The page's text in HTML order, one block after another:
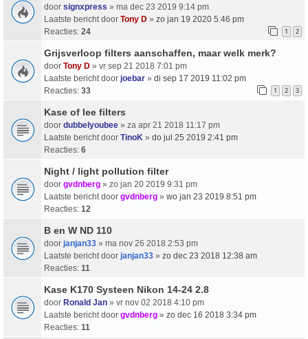
door signxpress » ma dec 23 2019 9:14 pm
Laatste bericht door Tony D » zo jan 19 2020 5:46 pm
Reacties: 24 1 2
Grijsverloop filters aanschaffen, maar welk merk?
door Tony D » vr sep 21 2018 7:01 pm
Laatste bericht door joebar » di sep 17 2019 11:02 pm
Reacties: 33 1 2 3
Kase of lee filters
door dubbelyoubee » za apr 21 2018 11:17 pm
Laatste bericht door TinoK » do jul 25 2019 2:41 pm
Reacties: 6
Night / light pollution filter
door gvdnberg » zo jan 20 2019 9:31 pm
Laatste bericht door gvdnberg » wo jan 23 2019 8:51 pm
Reacties: 12
B en W ND 110
door janjan33 » ma nov 26 2018 2:53 pm
Laatste bericht door janjan33 » zo dec 23 2018 12:38 am
Reacties: 11
Kase K170 Systeen Nikon 14-24 2.8
door Ronald Jan » vr nov 02 2018 4:10 pm
Laatste bericht door gvdnberg » zo dec 16 2018 3:34 pm
Reacties: 11